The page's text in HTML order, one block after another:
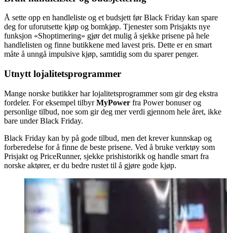
Å sette opp en handleliste og et budsjett før Black Friday kan spare
deg for uforutsette kjøp og bomkjøp. Tjenester som Prisjakts nye
funksjon «Shoptimering» gjør det mulig å sjekke prisene på hele
handlelisten og finne butikkene med lavest pris. Dette er en smart
måte å unngå impulsive kjøp, samtidig som du sparer penger.
Utnytt lojalitetsprogrammer
Mange norske butikker har lojalitetsprogrammer som gir deg ekstra
fordeler. For eksempel tilbyrMyPower fra Power bonuser og
personlige tilbud, noe som gir deg mer verdi gjennom hele året, ikke
bare under Black Friday​.
Black Friday kan by på gode tilbud, men det krever kunnskap og
forberedelse for å finne de beste prisene. Ved å bruke verktøy som
Prisjakt og PriceRunner, sjekke prishistorikk og handle smart fra
norske aktører, er du bedre rustet til å gjøre gode kjøp.